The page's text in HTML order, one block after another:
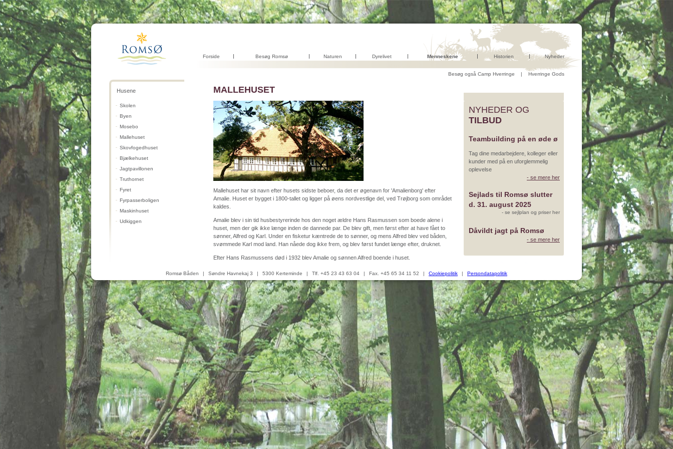
Besøg også Camp Hverringe | Hverringe Gods
Husene
Skolen
Byen
Mosebo
Mallehuset
Skovfogedhuset
Bjælkehuset
Jagtpavillonen
Truthornet
Fyret
Fyrpasserboligen
Maskinhuset
Udkiggen
MALLEHUSET
Mallehuset har sit navn efter husets sidste beboer, da det er øgenavn for 'Amalienborg' efter
Amalie. Huset er bygget i 1800-tallet og ligger på øens nordvestlige del, ved Trøjborg som området
kaldes.
Amalie blev i sin tid husbestyrerinde hos den noget ældre Hans Rasmussen som boede alene i
huset, men der gik ikke længe inden de dannede par. De blev gift, men først efter at have fået to
sønner, Alfred og Karl. Under en fisketur kæntrede de to sønner, og mens Alfred blev ved båden,
svømmede Karl mod land. Han nåede dog ikke frem, og blev først fundet længe efter, druknet.
Efter Hans Rasmussens død i 1932 blev Amalie og sønnen Alfred boende i huset.
NYHEDER OG
TILBUD
Teambuilding på en øde ø
Tag dine medarbejdere, kolleger eller
kunder med på en uforglemmelig
oplevelse
- se mere her
Sejlads til Romsø slutter
d. 31. august 2025
- se sejlplan og priser her
Dåvildt jagt på Romsø
- se mere her
Romsø Båden | Søndre Havnekaj 3 | 5300 Kerteminde | Tlf. +45 23 43 63 04 | Fax. +45 65 34 11 52 | Cookiepolitik | Persondatapolitik
Forside Besøg Romsø Naturen Dyrelivet Menneskene Historien Nyheder